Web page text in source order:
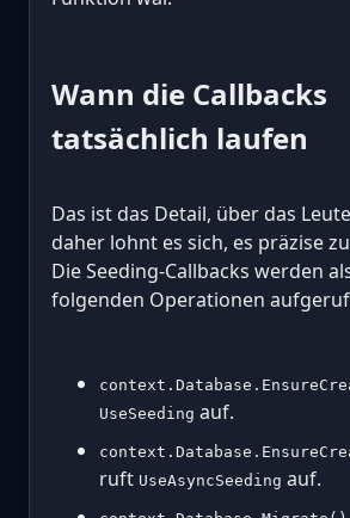
Wann die Callbacks
tatsächlich laufen
Das ist das Detail, über das
daher lohnt es sich, es präzise
Die Seeding-Callbacks werden
folgenden Operationen
UseSeeding auf.
ruft UseAsyncSeeding auf.